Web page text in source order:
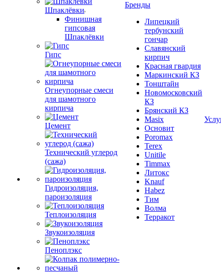
Шпаклёвки
Финишная
гипсовая
Шпаклёвки
Гипс
Огнеупорные смеси
для шамотного
кирпича
Цемент
Технический углерод
(сажа)
Гидроизоляция,
пароизоляция
Теплоизоляция
Звукоизоляция
Пеноплэкс
Бренды
Липецкий
тербунский
гончар
Славянский
кирпич
Красная гвардия
Маркинский КЗ
Тонштайн
Новомосковский
КЗ
Брянский КЗ
Masix
Основит
Poromax
Terex
Unitile
Timmax
Литокс
Knauf
Habez
Тим
Волма
Терракот